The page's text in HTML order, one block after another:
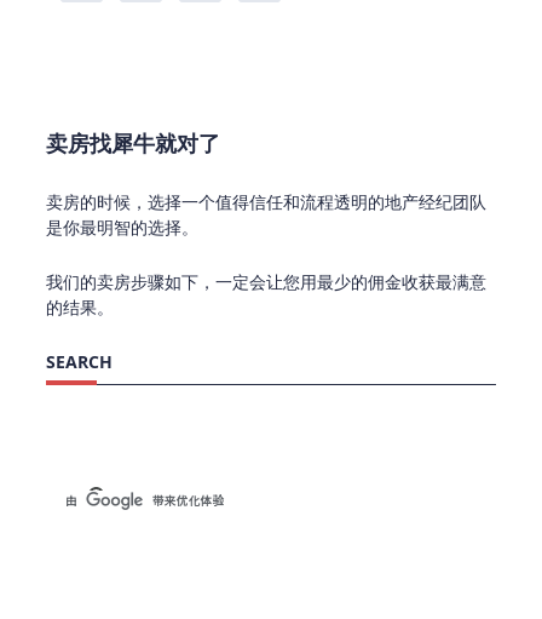
卖房找犀牛就对了
卖房的时候，选择一个值得信任和流程透明的地产经纪团队
是你最明智的选择。
我们的卖房步骤如下，一定会让您用最少的佣金收获最满意
的结果。
SEARCH